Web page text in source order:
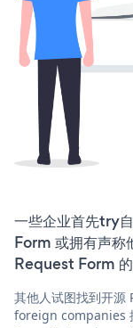
一些企业首先try
Form 或拥有声
Request Form
其他人试图找到开
foreign companies